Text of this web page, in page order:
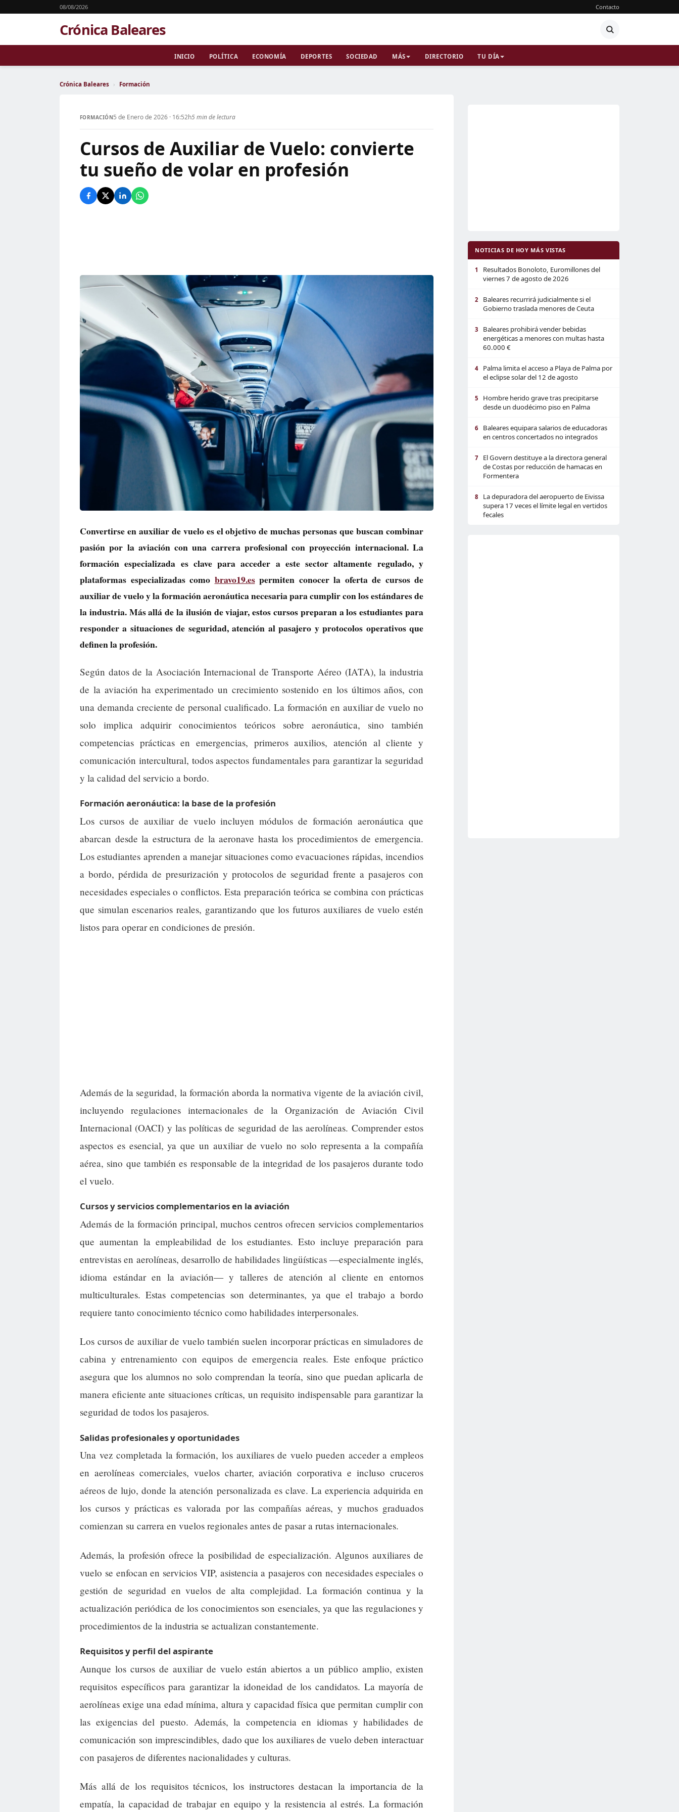
08/08/2026 Contacto
Crónica Baleares
INICIO POLÍTICA ECONOMÍA DEPORTES SOCIEDAD MÁS DIRECTORIO TU DÍA
Crónica Baleares › Formación
FORMACIÓN5 de Enero de 2026 · 16:52h5 min de lectura
Cursos de Auxiliar de Vuelo: convierte
tu sueño de volar en profesión
Convertirse en auxiliar de vuelo es el objetivo de muchas personas que buscan combinar
pasión por la aviación con una carrera profesional con proyección internacional. La
formación especializada es clave para acceder a este sector altamente regulado, y
plataformas especializadas como bravo19.espermiten conocer la oferta de cursos de
auxiliar de vuelo y la formación aeronáutica necesaria para cumplir con los estándares de
la industria. Más allá de la ilusión de viajar, estos cursos preparan a los estudiantes para
responder a situaciones de seguridad, atención al pasajero y protocolos operativos que
definen la profesión.
Según datos de la Asociación Internacional de Transporte Aéreo (IATA), la industria
de la aviación ha experimentado un crecimiento sostenido en los últimos años, con
una demanda creciente de personal cualificado. La formación en auxiliar de vuelo no
solo implica adquirir conocimientos teóricos sobre aeronáutica, sino también
competencias prácticas en emergencias, primeros auxilios, atención al cliente y
comunicación intercultural, todos aspectos fundamentales para garantizar la seguridad
y la calidad del servicio a bordo.
Formación aeronáutica: la base de la profesión
Los cursos de auxiliar de vuelo incluyen módulos de formación aeronáutica que
abarcan desde la estructura de la aeronave hasta los procedimientos de emergencia.
Los estudiantes aprenden a manejar situaciones como evacuaciones rápidas, incendios
a bordo, pérdida de presurización y protocolos de seguridad frente a pasajeros con
necesidades especiales o conflictos. Esta preparación teórica se combina con prácticas
que simulan escenarios reales, garantizando que los futuros auxiliares de vuelo estén
listos para operar en condiciones de presión.
Además de la seguridad, la formación aborda la normativa vigente de la aviación civil,
incluyendo regulaciones internacionales de la Organización de Aviación Civil
Internacional (OACI) y las políticas de seguridad de las aerolíneas. Comprender estos
aspectos es esencial, ya que un auxiliar de vuelo no solo representa a la compañía
aérea, sino que también es responsable de la integridad de los pasajeros durante todo
el vuelo.
Cursos y servicios complementarios en la aviación
Además de la formación principal, muchos centros ofrecen servicios complementarios
que aumentan la empleabilidad de los estudiantes. Esto incluye preparación para
entrevistas en aerolíneas, desarrollo de habilidades lingüísticas —especialmente inglés,
idioma estándar en la aviación— y talleres de atención al cliente en entornos
multiculturales. Estas competencias son determinantes, ya que el trabajo a bordo
requiere tanto conocimiento técnico como habilidades interpersonales.
Los cursos de auxiliar de vuelo también suelen incorporar prácticas en simuladores de
cabina y entrenamiento con equipos de emergencia reales. Este enfoque práctico
asegura que los alumnos no solo comprendan la teoría, sino que puedan aplicarla de
manera eficiente ante situaciones críticas, un requisito indispensable para garantizar la
seguridad de todos los pasajeros.
Salidas profesionales y oportunidades
Una vez completada la formación, los auxiliares de vuelo pueden acceder a empleos
en aerolíneas comerciales, vuelos charter, aviación corporativa e incluso cruceros
aéreos de lujo, donde la atención personalizada es clave. La experiencia adquirida en
los cursos y prácticas es valorada por las compañías aéreas, y muchos graduados
comienzan su carrera en vuelos regionales antes de pasar a rutas internacionales.
Además, la profesión ofrece la posibilidad de especialización. Algunos auxiliares de
vuelo se enfocan en servicios VIP, asistencia a pasajeros con necesidades especiales o
gestión de seguridad en vuelos de alta complejidad. La formación continua y la
actualización periódica de los conocimientos son esenciales, ya que las regulaciones y
procedimientos de la industria se actualizan constantemente.
Requisitos y perfil del aspirante
Aunque los cursos de auxiliar de vuelo están abiertos a un público amplio, existen
requisitos específicos para garantizar la idoneidad de los candidatos. La mayoría de
aerolíneas exige una edad mínima, altura y capacidad física que permitan cumplir con
las exigencias del puesto. Además, la competencia en idiomas y habilidades de
comunicación son imprescindibles, dado que los auxiliares de vuelo deben interactuar
con pasajeros de diferentes nacionalidades y culturas.
Más allá de los requisitos técnicos, los instructores destacan la importancia de la
empatía, la capacidad de trabajar en equipo y la resistencia al estrés. La formación
NOTICIAS DE HOY MÁS VISTAS
1
Resultados Bonoloto, Euromillones del
viernes 7 de agosto de 2026
2
Baleares recurrirá judicialmente si el
Gobierno traslada menores de Ceuta
3
Baleares prohibirá vender bebidas
energéticas a menores con multas hasta
60.000 €
4
Palma limita el acceso a Playa de Palma por
el eclipse solar del 12 de agosto
5
Hombre herido grave tras precipitarse
desde un duodécimo piso en Palma
6
Baleares equipara salarios de educadoras
en centros concertados no integrados
7
El Govern destituye a la directora general
de Costas por reducción de hamacas en
Formentera
8
La depuradora del aeropuerto de Eivissa
supera 17 veces el límite legal en vertidos
fecales